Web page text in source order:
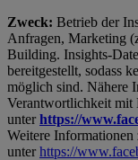
Zweck: Betrieb der
Anfragen, Marketing
Building. Insights-
bereitgestellt, sodass
möglich sind. Nähere
Verantwortlichkeit mit
unter https://
Weitere Informationen
unter https://